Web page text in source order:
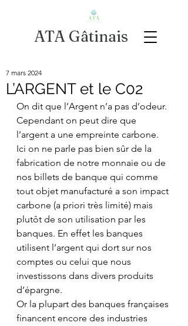
ATA Gâtinais
L’ARGENT et le C02
7 mars 2024
On dit que l’Argent n’a pas d’odeur.
Cependant on peut dire que
l’argent a une empreinte carbone.
Ici on ne parle pas bien sûr de la
fabrication de notre monnaie ou de
nos billets de banque qui comme
tout objet manufacturé a son impact
carbone (a priori très limité) mais
plutôt de son utilisation par les
banques. En effet les banques
utilisent l’argent qui dort sur nos
comptes ou celui que nous
investissons dans divers produits
d’épargne.
Or la plupart des banques françaises
financent encore des industries